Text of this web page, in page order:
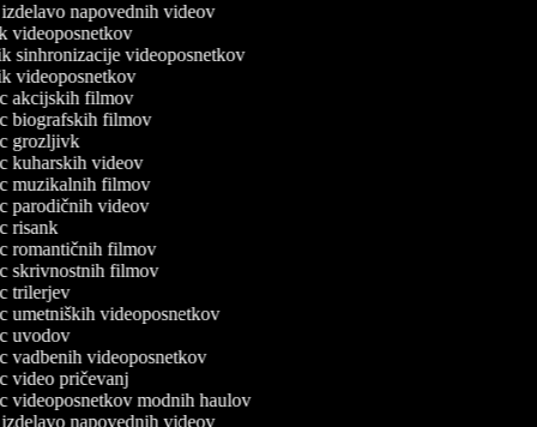
izdelavo napovednih videov
videoposnetkov
sinhronizacije videoposnetkov
videoposnetkov
akcijskih filmov
biografskih filmov
grozljivk
kuharskih videov
muzikalnih filmov
parodičnih videov
risank
romantičnih filmov
skrivnostnih filmov
trilerjev
umetniških videoposnetkov
uvodov
vadbenih videoposnetkov
video pričevanj
videoposnetkov modnih haulov
izdelavo napovednih videov